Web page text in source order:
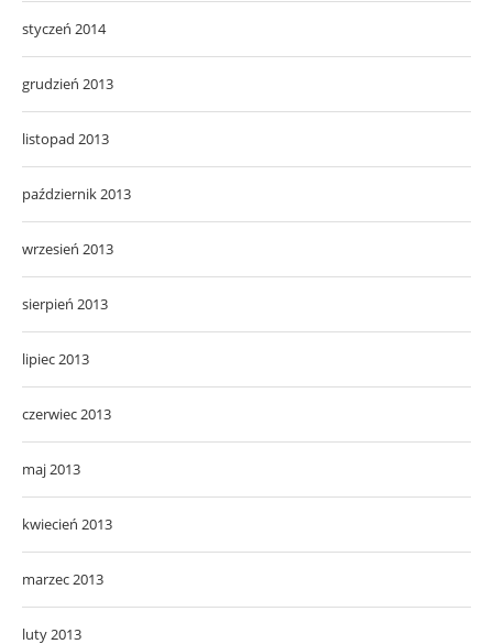
styczeń 2014
grudzień 2013
listopad 2013
październik 2013
wrzesień 2013
sierpień 2013
lipiec 2013
czerwiec 2013
maj 2013
kwiecień 2013
marzec 2013
luty 2013